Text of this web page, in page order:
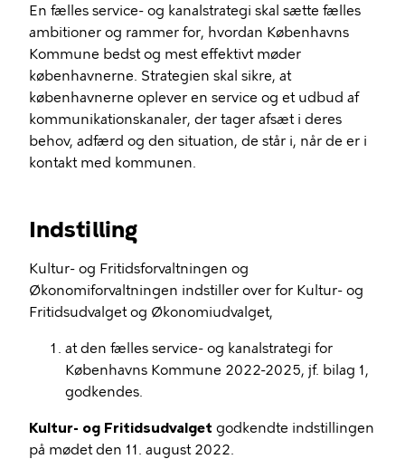
En fælles service- og kanalstrategi skal sætte fælles
ambitioner og rammer for, hvordan Københavns
Kommune bedst og mest effektivt møder
københavnerne. Strategien skal sikre, at
københavnerne oplever en service og et udbud af
kommunikationskanaler, der tager afsæt i deres
behov, adfærd og den situation, de står i, når de er i
kontakt med kommunen.
Indstilling
Kultur- og Fritidsforvaltningen og
Økonomiforvaltningen indstiller over for Kultur- og
Fritidsudvalget og Økonomiudvalget,
at den fælles service- og kanalstrategi for
Københavns Kommune 2022-2025, jf. bilag 1,
godkendes.
Kultur- og Fritidsudvalget godkendte indstillingen
på mødet den 11. august 2022.